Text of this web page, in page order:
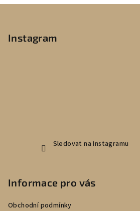
Instagram
Sledovat na Instagramu
Informace pro vás
Obchodní podmínky